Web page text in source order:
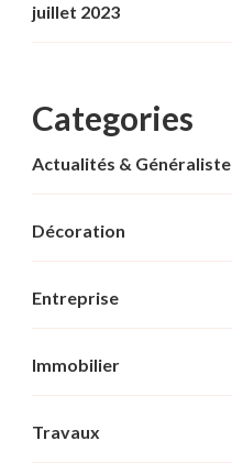
juillet 2023
Categories
Actualités & Généraliste
Décoration
Entreprise
Immobilier
Travaux